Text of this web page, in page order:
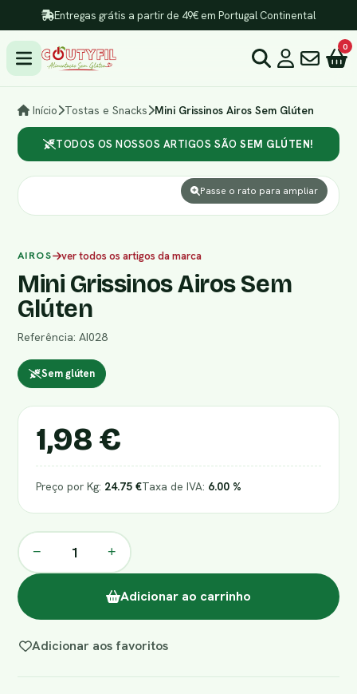
Entregas grátis a partir de 49€ em Portugal Continental
0
Início Tostas e Snacks Mini Grissinos Airos Sem Glúten
TODOS OS NOSSOS ARTIGOS SÃO SEM GLÚTEN!
Passe o rato para ampliar
AIROS ver todos os artigos da marca
Mini Grissinos Airos Sem
Glúten
Referência: AI028
Sem glúten
1,98 €
Preço por Kg: 24.75 €Taxa de IVA: 6.00 %
− +
Adicionar ao carrinho
Adicionar aos favoritos